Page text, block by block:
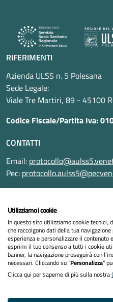
RIFERIMENTI
Azienda ULSS n. 5 Polesana
Sede Legale:
Viale Tre Martiri, 89 - 45100
Codice Fiscale/Partita Iva:
CONTATTI
Email:
Pec:
Informativa privacy
Dichiarazione di accessibilità
Utilizziamo i cookie
In questo sito utilizziamo cookie tecnici,
che raccolgono dati della tua
esperienza e personalizzare il contenuto
esprimi il tuo consenso a tutti i cookie
banner, la navigazione proseguirà con
necessari. Cliccando su "Personalizza"
Clicca qui per saperne di più sulla nostra